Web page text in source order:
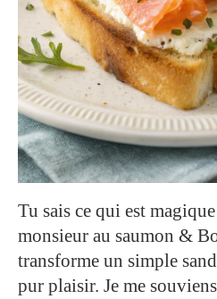
Tu sais ce qui est
monsieur au saumon &
transforme un simple
pur plaisir. Je me